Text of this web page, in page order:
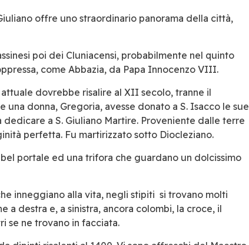
offre uno straordinario panorama della città,
poi dei Cluniacensi, probabilmente nel quinto
come Abbazia, da Papa Innocenzo VIII.
dovrebbe risalire al XII secolo, tranne il
donna, Gregoria, avesse donato a S. Isacco le sue
a S. Giuliano Martire. Proveniente dalle terre
perfetta. Fu martirizzato sotto Diocleziano.
portale ed una trifora che guardano un dolcissimo
inneggiano alla vita, negli stipiti si trovano molti
a destra e, a sinistra, ancora colombi, la croce, il
se ne trovano in facciata.